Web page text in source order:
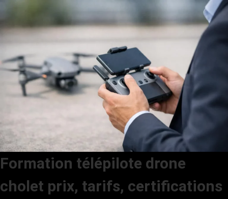
Formation télépilote drone
cholet prix, tarifs, certifications